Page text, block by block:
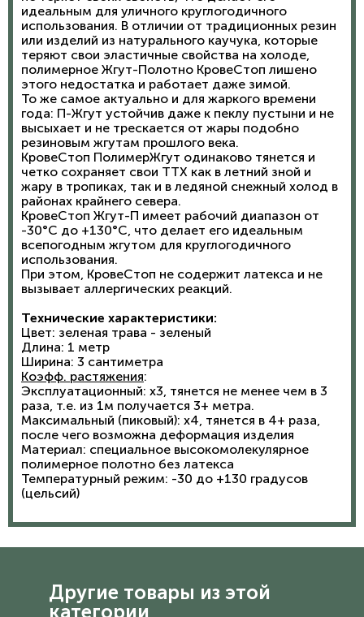
идеальным для уличного круглогодичного
использования. В отличии от традиционных резин
или изделий из натурального каучука, которые
теряют свои эластичные свойства на холоде,
полимерное Жгут-Полотно КровеСтоп лишено
этого недостатка и работает даже зимой.
То же самое актуально и для жаркого времени
года: П-Жгут устойчив даже к пеклу пустыни и не
высыхает и не трескается от жары подобно
резиновым жгутам прошлого века.
КровеСтоп ПолимерЖгут одинаково тянется и
четко сохраняет свои ТТХ как в летний зной и
жару в тропиках, так и в ледяной снежный холод в
районах крайнего севера.
КровеСтоп Жгут-П имеет рабочий диапазон от
-30°C до +130°C, что делает его идеальным
всепогодным жгутом для круглогодичного
использования.
При этом, КровеСтоп не содержит латекса и не
вызывает аллергических реакций.
Технические характеристики:
Цвет: зеленая трава - зеленый
Длина: 1 метр
Ширина: 3 сантиметра
Коэфф. растяжения:
Эксплуатационный: х3, тянется не менее чем в 3
раза, т.е. из 1м получается 3+ метра.
Максимальный (пиковый): х4, тянется в 4+ раза,
после чего возможна деформация изделия
Материал: специальное высокомолекулярное
полимерное полотно без латекса
Температурный режим: -30 до +130 градусов
(цельсий)
Другие товары из этой
категории